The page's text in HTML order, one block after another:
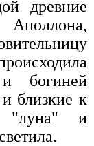
древние
богиней
близкие к
"луна" и